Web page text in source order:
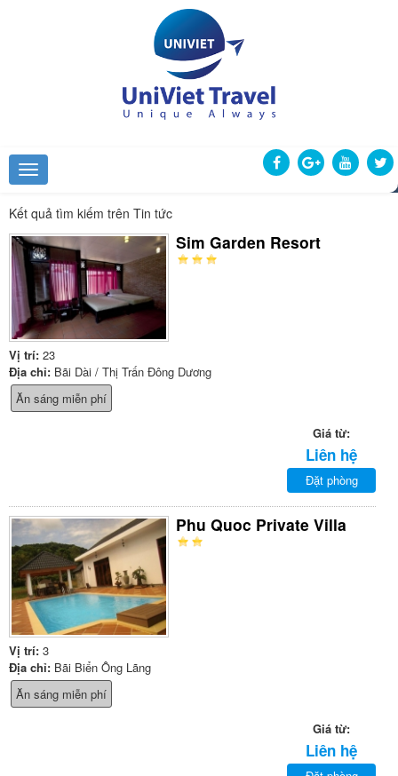
Kết quả tìm kiếm trên Tin tức
Sim Garden Resort
Vị trí: 23
Địa chỉ: Bãi Dài / Thị Trấn Đông Dương
Ăn sáng miễn phí
Giá từ:
Liên hệ
Đặt phòng
Phu Quoc Private Villa
Vị trí: 3
Địa chỉ: Bãi Biển Ông Lãng
Ăn sáng miễn phí
Giá từ:
Liên hệ